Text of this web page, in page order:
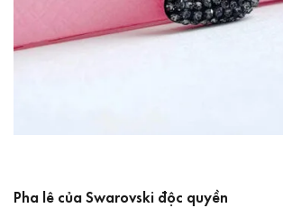
Pha lê của Swarovski độc quyền